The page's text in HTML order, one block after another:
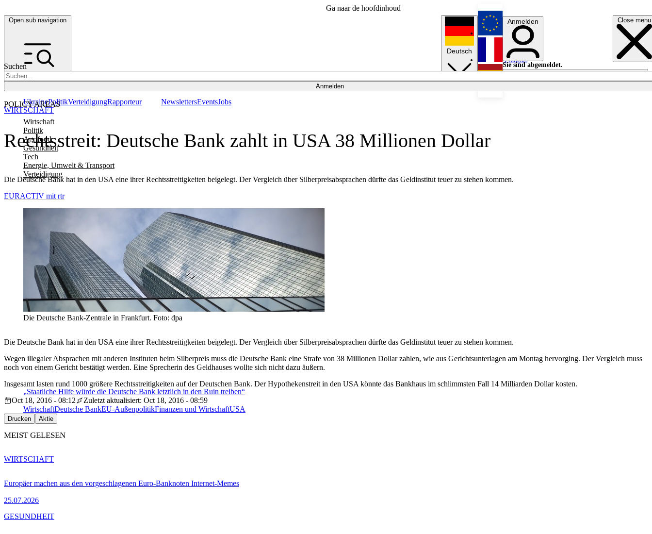
Ga naar de hoofdinhoud
Open sub navigation Close menu
Suchen
Anmelden
POLICY AREAS
Wirtschaft
Politik
Agrifood
Gesundheit
Tech
Energie, Umwelt & Transport
Verteidigung
UkrainePolitikVerteidigungRapporteur NewslettersEventsJobs
Deutsch
English
Français
Anmelden
Sie sind abgemeldet.
Anmelden
Licht aus
Rechtsstreit: Deutsche Bank zahlt in USA 38 Millionen Dollar
Die Deutsche Bank hat in den USA eine ihrer Rechtsstreitigkeiten beigelegt. Der Vergleich über Silberpreisabsprachen dürfte das Geldinstitut teuer zu stehen kommen.
WIRTSCHAFT
EURACTIV mit rtr
Die Deutsche Bank-Zentrale in Frankfurt. Foto: dpa
Die Deutsche Bank hat in den USA eine ihrer Rechtsstreitigkeiten beigelegt. Der Vergleich über Silberpreisabsprachen dürfte das Geldinstitut teuer zu stehen kommen.
Wegen illegaler Absprachen mit anderen Instituten beim Silberpreis muss die Deutsche Bank eine Strafe von 38 Millionen Dollar zahlen, wie aus Gerichtsunterlagen am Montag hervorging. Der Vergleich muss
noch von einem Gericht bestätigt werden. Eine Sprecherin des Geldhauses wollte sich nicht dazu äußern.
„Staatliche Hilfe würde die Deutsche Bank letztlich in den Ruin treiben“
Insgesamt lasten rund 1000 größere Rechtsstreitigkeiten auf der Deutschen Bank. Der Hypothekenstreit in den USA könnte das Bankhaus im schlimmsten Fall 14 Milliarden Dollar kosten.
Oct 18, 2016 - 08:12
Zuletzt aktualisiert: Oct 18, 2016 - 08:59
WirtschaftDeutsche BankEU-AußenpolitikFinanzen und WirtschaftUSA
Drucken Aktie
MEIST GELESEN
Europäer machen aus den vorgeschlagenen Euro-Banknoten Internet-Memes
25.07.2026
WIRTSCHAFT
GESUNDHEIT